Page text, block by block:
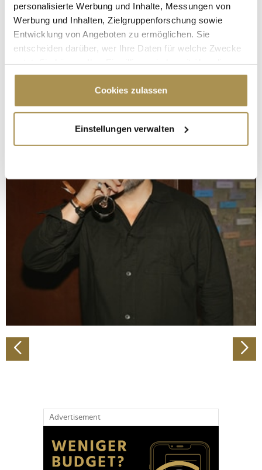
personalisierte Werbung und Inhalte, Messungen von
Werbung und Inhalten, Zielgruppenforschung sowie
Entwicklung von Angeboten zu ermöglichen. Sie
entscheiden darüber, wer Ihre Daten für welche Zwecke
Cookie-Erklärung oder durch Klicken auf das Privacy
Trigger Symbol ändern oder widerrufen
Informationen über Ihre geografische Lage
erfassen, welche bis auf einige Meter genau sein
bestimmten Merkmalen (Fingerprinting) identifizieren
Erfahren Sie mehr darüber, wie Ihre persönlichen Daten
verarbeitet werden, und legen Sie Ihre Präferenzen im
Abschnitt Einzelheiten
fest.
Wir verwenden Cookies, um Inhalte und Anzeigen zu
personalisieren, Funktionen für soziale Medien anbieten
zu können und die Zugriffe auf unsere Website zu
Verwendung unserer Website an unsere Partner für
Partner führen diese Informationen möglicherweise mit
weiteren Daten zusammen, die Sie ihnen bereitgestellt
Cookies zulassen
Einstellungen verwalten
Advertisement